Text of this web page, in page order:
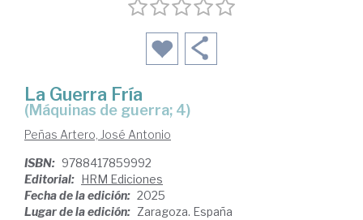
La Guerra Fría
(Máquinas de guerra; 4)
Peñas Artero, José Antonio
ISBN: 9788417859992
Editorial: HRM Ediciones
Fecha de la edición: 2025
Lugar de la edición: Zaragoza. España